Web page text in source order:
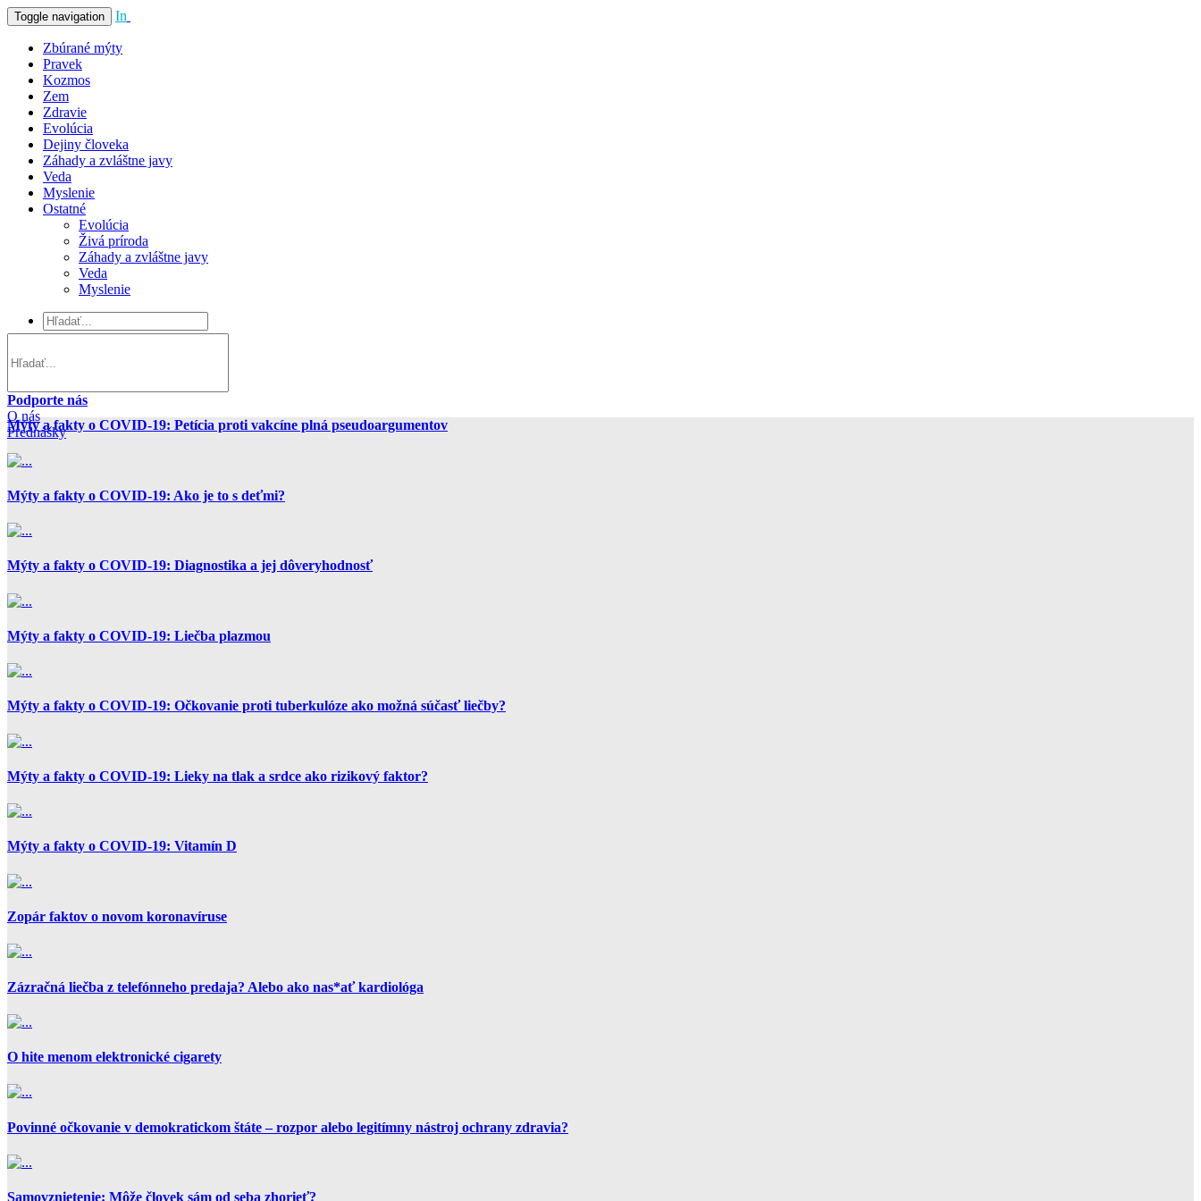
Toggle navigation In
Zbúrané mýty
Pravek
Kozmos
Zem
Zdravie
Evolúcia
Dejiny človeka
Záhady a zvláštne javy
Veda
Myslenie
Ostatné
Evolúcia
Živá príroda
Záhady a zvláštne javy
Veda
Myslenie
Podporte nás
O nás
Prednášky
Mýty a fakty o COVID-19: Petícia proti vakcíne plná pseudoargumentov
Mýty a fakty o COVID-19: Ako je to s deťmi?
Mýty a fakty o COVID-19: Diagnostika a jej dôveryhodnosť
Mýty a fakty o COVID-19: Liečba plazmou
Mýty a fakty o COVID-19: Očkovanie proti tuberkulóze ako možná súčasť liečby?
Mýty a fakty o COVID-19: Lieky na tlak a srdce ako rizikový faktor?
Mýty a fakty o COVID-19: Vitamín D
Zopár faktov o novom koronavíruse
Zázračná liečba z telefónneho predaja? Alebo ako nas*ať kardiológa
O hite menom elektronické cigarety
Povinné očkovanie v demokratickom štáte – rozpor alebo legitímny nástroj ochrany zdravia?
Samovznietenie: Môže človek sám od seba zhorieť?